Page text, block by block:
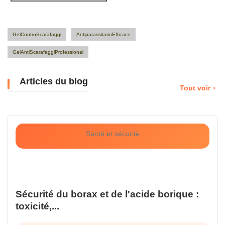
GelControScarafaggi AntiparassitarioEfficace
GelAntiScarafaggiProfessional
Articles du blog
Tout voir
Santé et sécurité
Sécurité du borax et de l'acide borique :
toxicité,...